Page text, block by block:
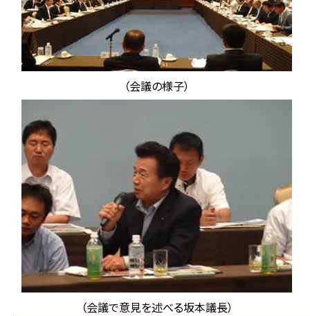
（会議の様子）
（会議で意見を述べる坂本議長）